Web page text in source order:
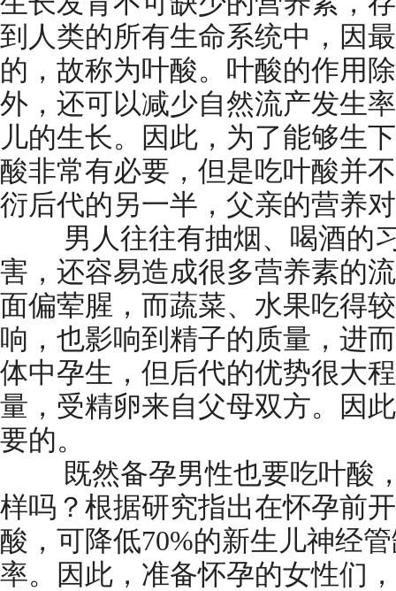
到人类的所有生命系统中，因
的，故称为叶酸。叶酸的作用
外，还可以减少自然流产发生
儿的生长。因此，为了能够生
酸非常有必要，但是吃叶酸并
衍后代的另一半，父亲的营养
男人往往有抽烟、喝酒的习
害，还容易造成很多营养素的
面偏荤腥，而蔬菜、水果吃得
响，也影响到精子的质量，进
体中孕生，但后代的优势很大
量，受精卵来自父母双方。因
要的。
既然备孕男性也要吃叶酸，
样吗？根据研究指出在怀孕前
酸，可降低70%的新生儿神经
率。因此，准备怀孕的女性们